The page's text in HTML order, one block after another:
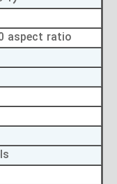
aspect ratio